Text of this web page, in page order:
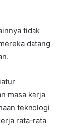
tidak
datang
masa kerja
teknologi
rata-rata